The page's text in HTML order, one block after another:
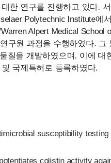
한 연구를 진행하고 있다.
Polytechnic Institute에
Alpert Medical
구원 과정을 수행하였다.
질을 개발하였으며, 이에 대
국제특허로 등록하였다.
susceptibility
colistin activity